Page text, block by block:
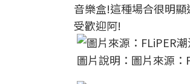
音樂盒!這種場合很明
受歡迎阿!
圖片說明：圖片來源：